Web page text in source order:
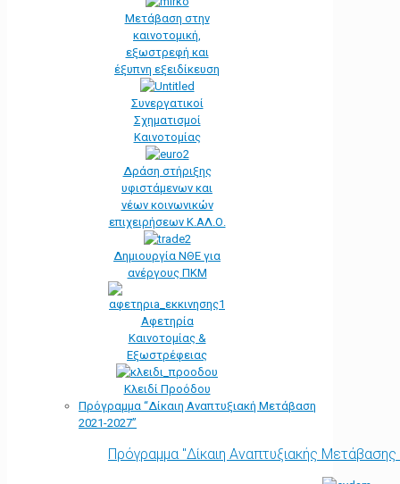
Μετάβαση στην
καινοτομική,
εξωστρεφή και
έξυπνη εξειδίκευση
Συνεργατικοί
Σχηματισμοί
Καινοτομίας
Δράση στήριξης
υφιστάμενων και
νέων κοινωνικών
επιχειρήσεων Κ.ΑΛ.Ο.
Δημιουργία ΝΘΕ για
ανέργους ΠΚΜ
Αφετηρία
Kαινοτομίας &
Εξωστρέφειας
Κλειδί Προόδου
Πρόγραμμα “Δίκαιη Αναπτυξιακή Μετάβαση
2021-2027”
Πρόγραμμα "Δίκαιη Αναπτυξιακής